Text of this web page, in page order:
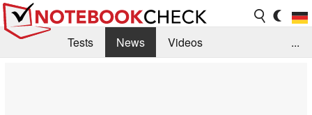
Tests News
Videos
...